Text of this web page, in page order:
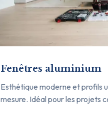
Fenêtres aluminium
Esthétique moderne et profils
mesure. Idéal pour les projets